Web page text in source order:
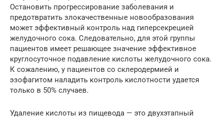
Остановить прогрессирование заболевания и
предотвратить злокачественные новообразования
может эффективный контроль над гиперсекрецией
желудочного сока. Следовательно, для этой группы
пациентов имеет решающее значение эффективное
круглосуточное подавление кислоты желудочного сока.
К сожалению, у пациентов со склеродермией и
эзофагитом наладить контроль кислотности удается
только в 50% случаев.
Удаление кислоты из пищевода — это двухэтапный